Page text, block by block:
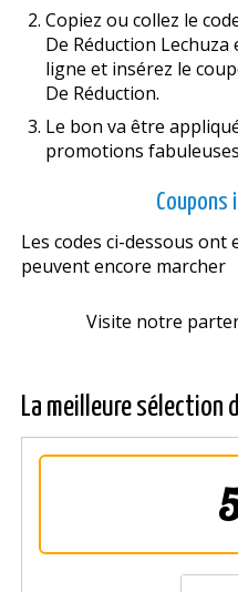
Copiez ou collez le
De Réduction Lechuza
ligne et insérez le
De Réduction.
Le bon va être
promotions
Coupons
Les codes ci-dessous ont
peuvent encore marcher
Visite notre
La meilleure sélection